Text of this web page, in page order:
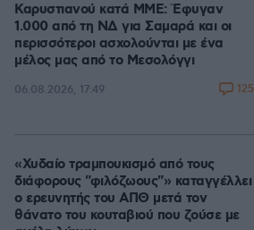
Καρυστιανού κατά ΜΜΕ: Έφυγαν
1.000 από τη ΝΔ για Σαμαρά και οι
περισσότεροι ασχολούνται με ένα
μέλος μας από το Μεσολόγγι
06.08.2026, 17:49 125
«Χυδαίο τραμπουκισμό από τους
διάφορους "φιλόζωους"» καταγγέλλει
ο ερευνητής του ΑΠΘ μετά τον
θάνατο του κουταβιού που ζούσε με